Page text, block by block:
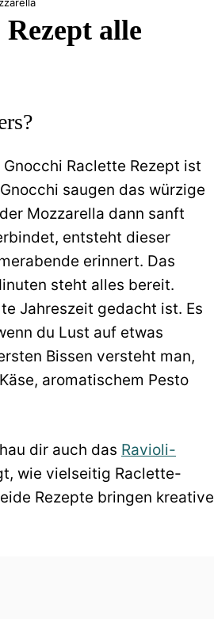
alle
Raclette Rezept ist
saugen das würzige
Mozzarella dann sanft
entsteht dieser
erinnert. Das
steht alles bereit.
Jahreszeit gedacht ist. Es
du Lust auf etwas
Bissen versteht man,
aromatischem Pesto
dir auch das Ravioli-
wie vielseitig Raclette-
Rezepte bringen kreative